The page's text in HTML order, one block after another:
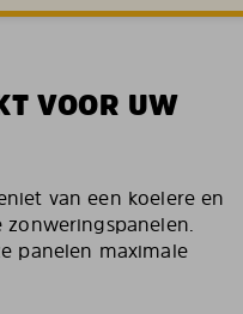
VOOR UW
van een koelere en
panelen maximale